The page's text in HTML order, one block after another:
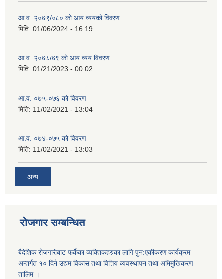
आ.व. २०७९/०८० को आय व्ययको विवरण
मिति: 01/06/2024 - 16:19
आ.व. २०७८/७९ को आय व्यय विवरण
मिति: 01/21/2023 - 00:02
आ.व. ०७५-०७६ को विवरण
मिति: 11/02/2021 - 13:04
आ.व. ०७४-०७५ को विवरण
मिति: 11/02/2021 - 13:03
अन्य
रोजगार सम्बन्धित
बैदेशिक रोजगारीबाट फर्केका व्यक्तिकहरुका लागि पुन:एकीकरण कार्यक्रम
अन्तर्गत १० दिने उद्यम विकास तथा वित्तिय व्यवस्थापन तथा अभिमुखिकरण
तालिम ।